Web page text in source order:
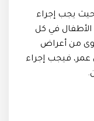
يجب إجراء
في كل
من أعراض
عمر، فيجب إجراء